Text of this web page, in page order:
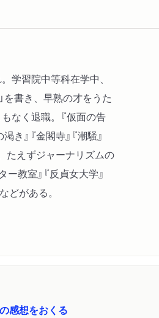
学習院中等科在学中、
を書き、早熟の才をうた
なく退職。『仮面の告
』『金閣寺』『潮騒』
たえずジャーナリズムの
教室』『反貞女大学』
どがある。
感想をおくる